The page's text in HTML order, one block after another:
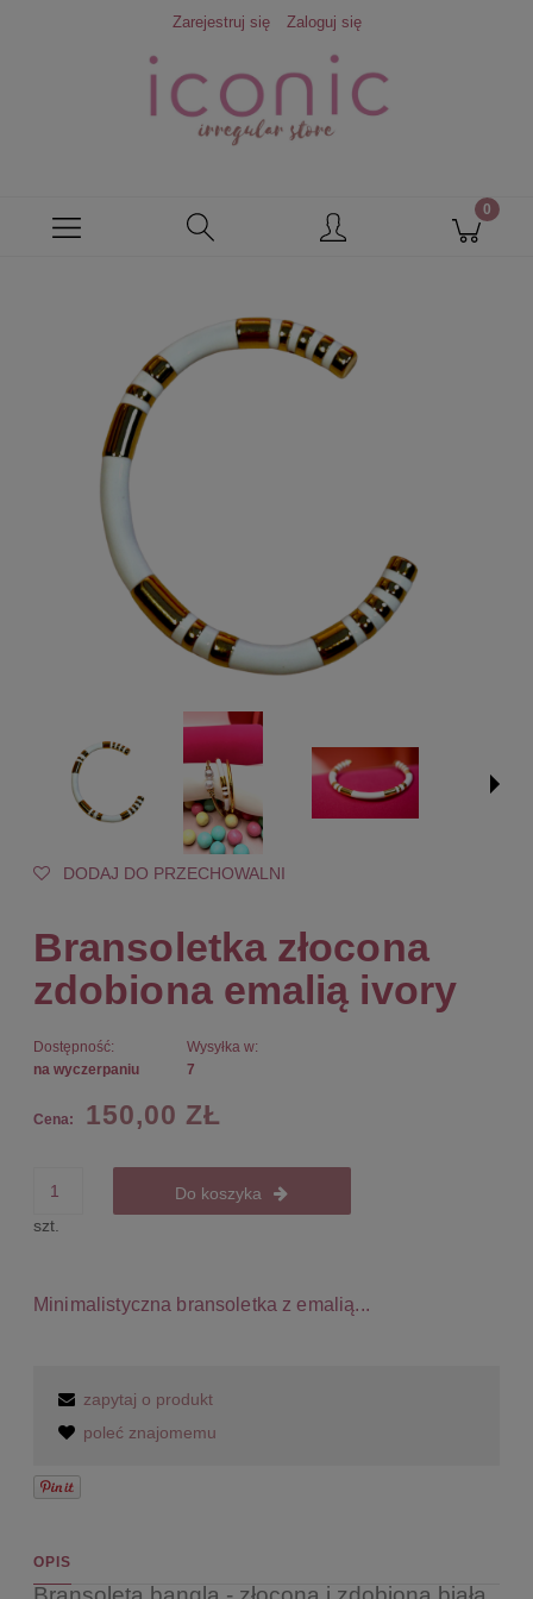
Zarejestruj się Zaloguj się
DODAJ DO PRZECHOWALNI
Bransoletka złocona
zdobiona emalią ivory
Dostępność:
na wyczerpaniu
Wysyłka w:
7
Cena: 150,00 ZŁ
szt.
Do koszyka
Minimalistyczna bransoletka z emalią...
zapytaj o produkt
poleć znajomemu
OPIS